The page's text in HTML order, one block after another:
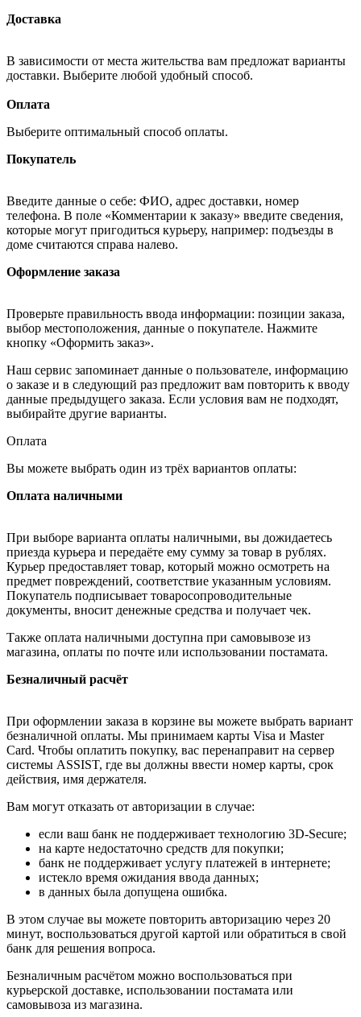
Доставка
В зависимости от места жительства вам предложат варианты
доставки. Выберите любой удобный способ.
Оплата
Выберите оптимальный способ оплаты.
Покупатель
Введите данные о себе: ФИО, адрес доставки, номер
телефона. В поле «Комментарии к заказу» введите сведения,
которые могут пригодиться курьеру, например: подъезды в
доме считаются справа налево.
Оформление заказа
Проверьте правильность ввода информации: позиции заказа,
выбор местоположения, данные о покупателе. Нажмите
кнопку «Оформить заказ».
Наш сервис запоминает данные о пользователе, информацию
о заказе и в следующий раз предложит вам повторить к вводу
данные предыдущего заказа. Если условия вам не подходят,
выбирайте другие варианты.
Оплата
Вы можете выбрать один из трёх вариантов оплаты:
Оплата наличными
При выборе варианта оплаты наличными, вы дожидаетесь
приезда курьера и передаёте ему сумму за товар в рублях.
Курьер предоставляет товар, который можно осмотреть на
предмет повреждений, соответствие указанным условиям.
Покупатель подписывает товаросопроводительные
документы, вносит денежные средства и получает чек.
Также оплата наличными доступна при самовывозе из
магазина, оплаты по почте или использовании постамата.
Безналичный расчёт
При оформлении заказа в корзине вы можете выбрать вариант
безналичной оплаты. Мы принимаем карты Visa и Master
Card. Чтобы оплатить покупку, вас перенаправит на сервер
системы ASSIST, где вы должны ввести номер карты, срок
действия, имя держателя.
Вам могут отказать от авторизации в случае:
если ваш банк не поддерживает технологию 3D-Secure;
на карте недостаточно средств для покупки;
банк не поддерживает услугу платежей в интернете;
истекло время ожидания ввода данных;
в данных была допущена ошибка.
В этом случае вы можете повторить авторизацию через 20
минут, воспользоваться другой картой или обратиться в свой
банк для решения вопроса.
Безналичным расчётом можно воспользоваться при
курьерской доставке, использовании постамата или
самовывоза из магазина.